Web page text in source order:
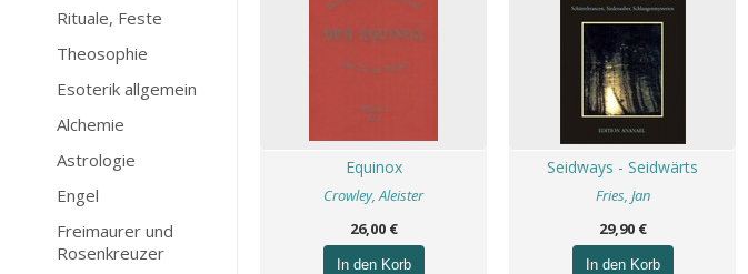
Rituale, Feste
Theosophie
Esoterik allgemein
Alchemie
Astrologie
Engel
Freimaurer und
Rosenkreuzer
Equinox
Crowley, Aleister
26,00 €
In den Korb
Seidways - Seidwärts
Fries, Jan
29,90 €
In den Korb